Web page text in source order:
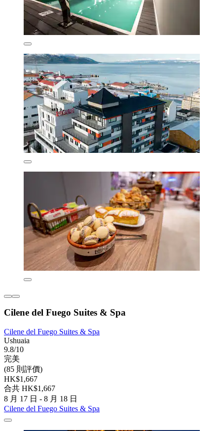
Cilene del Fuego Suites & Spa
Cilene del Fuego Suites & Spa
Ushuaia
9.8/10
完美
(85 則評價)
HK$1,667
合共 HK$1,667
8 月 17 日 - 8 月 18 日
Cilene del Fuego Suites & Spa